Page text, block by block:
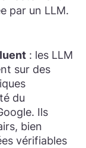
par un LLM.
: les LLM
sur des
du
Ils
bien
vérifiables